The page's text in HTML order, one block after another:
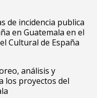
de incidencia publica
en Guatemala en el
Cultural de España
análisis y
los proyectos del